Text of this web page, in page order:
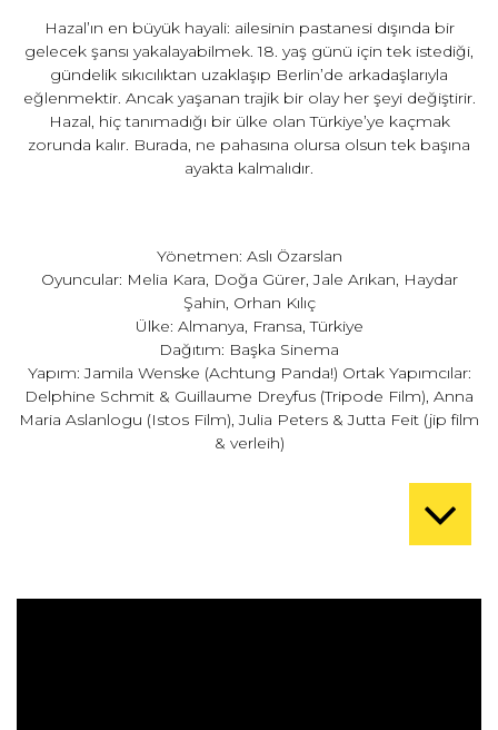
Hazal’ın en büyük hayali: ailesinin pastanesi dışında bir
gelecek şansı yakalayabilmek. 18. yaş günü için tek istediği,
gündelik sıkıcılıktan uzaklaşıp Berlin’de arkadaşlarıyla
eğlenmektir. Ancak yaşanan trajik bir olay her şeyi değiştirir.
Hazal, hiç tanımadığı bir ülke olan Türkiye’ye kaçmak
zorunda kalır. Burada, ne pahasına olursa olsun tek başına
ayakta kalmalıdır.
Yönetmen: Aslı Özarslan
Oyuncular: Melia Kara, Doğa Gürer, Jale Arıkan, Haydar
Şahin, Orhan Kılıç
Ülke: Almanya, Fransa, Türkiye
Dağıtım: Başka Sinema
Yapım: Jamila Wenske (Achtung Panda!) Ortak Yapımcılar:
Delphine Schmit & Guillaume Dreyfus (Tripode Film), Anna
Maria Aslanlogu (Istos Film), Julia Peters & Jutta Feit (jip film
& verleih)